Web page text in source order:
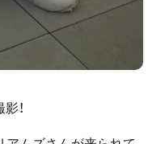
！